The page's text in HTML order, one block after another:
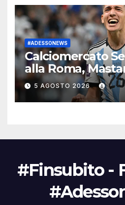
#ADESSONEWS
Calciomercato
alla Roma,
viola
5 AGOSTO 2026
#Finsubito -